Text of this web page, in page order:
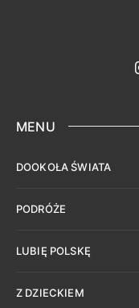
MENU
DOOKOŁA ŚWIATA
PODRÓŻE
LUBIĘ POLSKĘ
Z DZIECKIEM